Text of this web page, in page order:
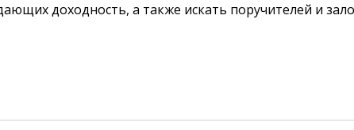
доходность, а также искать поручителей и